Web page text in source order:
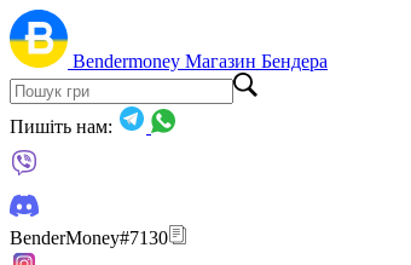
Bendermoney Магазин Бендера
Пишіть нам:
BenderMoney#7130